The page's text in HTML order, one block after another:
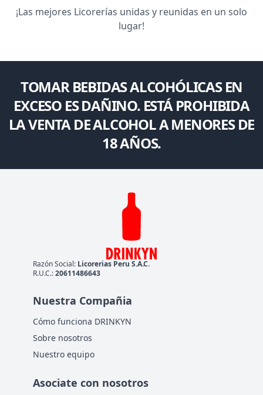
¡Las mejores Licorerías unidas y reunidas en un solo
lugar!
TOMAR BEBIDAS ALCOHÓLICAS EN
EXCESO ES DAÑINO. ESTÁ PROHIBIDA
LA VENTA DE ALCOHOL A MENORES DE
18 AÑOS.
Razón Social: Licorerias Peru S.A.C.
R.U.C.:20611486643
Nuestra Compañia
Cómo funciona DRINKYN
Sobre nosotros
Nuestro equipo
Asociate con nosotros